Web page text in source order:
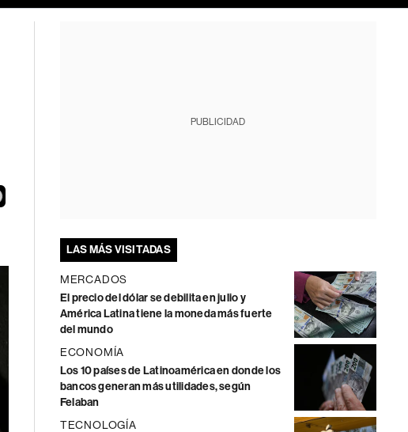
PUBLICIDAD
LAS MÁS VISITADAS
MERCADOS
El precio del dólar se debilita en julio y
América Latina tiene la moneda más fuerte
del mundo
ECONOMÍA
Los 10 países de Latinoamérica en donde los
bancos generan más utilidades, según
Felaban
TECNOLOGÍA